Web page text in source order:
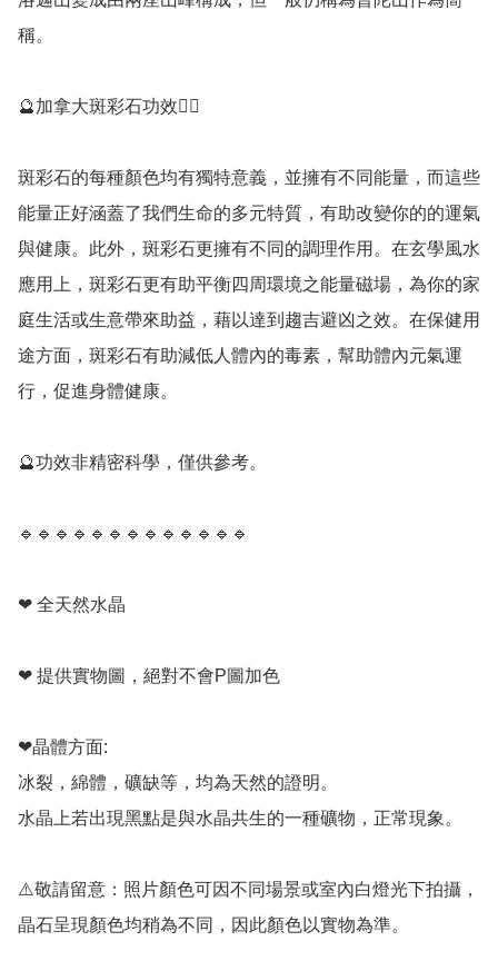
稱。
🔮加拿大斑彩石功效💁‍♀️
斑彩石的每種顏色均有獨特意義，並擁有不同能量，而這些
能量正好涵蓋了我們生命的多元特質，有助改變你的的運氣
與健康。此外，斑彩石更擁有不同的調理作用。在玄學風水
應用上，斑彩石更有助平衡四周環境之能量磁場，為你的家
庭生活或生意帶來助益，藉以達到趨吉避凶之效。在保健用
途方面，斑彩石有助減低人體內的毒素，幫助體內元氣運
行，促進身體健康。
🔮功效非精密科學，僅供參考。
🔹️🔹️🔹️🔹️🔹️🔹️🔹️🔹️🔹️🔹️🔹️🔹️🔹️
❤ 全天然水晶
❤ 提供實物圖，絕對不會P圖加色
❤晶體方面:
冰裂，綿體，礦缺等，均為天然的證明。
水晶上若出現黑點是與水晶共生的一種礦物，正常現象。
⚠️敬請留意：照片顏色可因不同場景或室內白燈光下拍攝，
晶石呈現顏色均稍為不同，因此顏色以實物為準。